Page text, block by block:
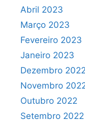
Abril 2023
Março 2023
Fevereiro 2023
Janeiro 2023
Dezembro 2022
Novembro
Outubro 2022
Setembro 2022